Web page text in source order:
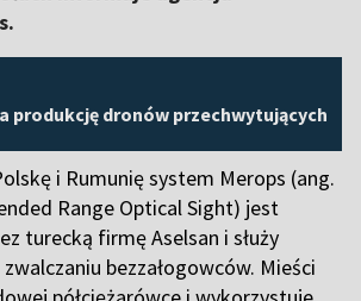
produkcję dronów przechwytujących
i Rumunię system Merops (ang.
Range Optical Sight) jest
turecką firmę Aselsan i służy
bezzałogowców. Mieści